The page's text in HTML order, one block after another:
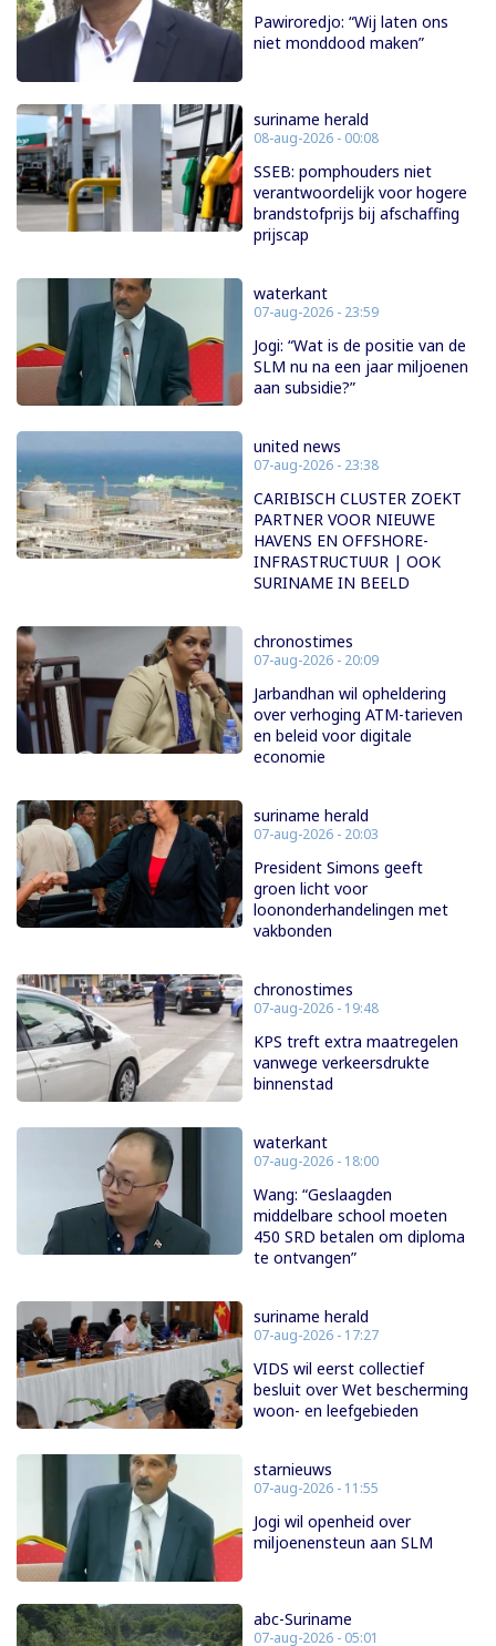
Pawiroredjo: “Wij laten ons
niet monddood maken”
suriname herald
08-aug-2026 - 00:08
SSEB: pomphouders niet
verantwoordelijk voor hogere
brandstofprijs bij afschaffing
prijscap
waterkant
07-aug-2026 - 23:59
Jogi: “Wat is de positie van de
SLM nu na een jaar miljoenen
aan subsidie?”
united news
07-aug-2026 - 23:38
CARIBISCH CLUSTER ZOEKT
PARTNER VOOR NIEUWE
HAVENS EN OFFSHORE-
INFRASTRUCTUUR | OOK
SURINAME IN BEELD
chronostimes
07-aug-2026 - 20:09
Jarbandhan wil opheldering
over verhoging ATM-tarieven
en beleid voor digitale
economie
suriname herald
07-aug-2026 - 20:03
President Simons geeft
groen licht voor
loononderhandelingen met
vakbonden
chronostimes
07-aug-2026 - 19:48
KPS treft extra maatregelen
vanwege verkeersdrukte
binnenstad
waterkant
07-aug-2026 - 18:00
Wang: “Geslaagden
middelbare school moeten
450 SRD betalen om diploma
te ontvangen”
suriname herald
07-aug-2026 - 17:27
VIDS wil eerst collectief
besluit over Wet bescherming
woon- en leefgebieden
starnieuws
07-aug-2026 - 11:55
Jogi wil openheid over
miljoenensteun aan SLM
abc-Suriname
07-aug-2026 - 05:01